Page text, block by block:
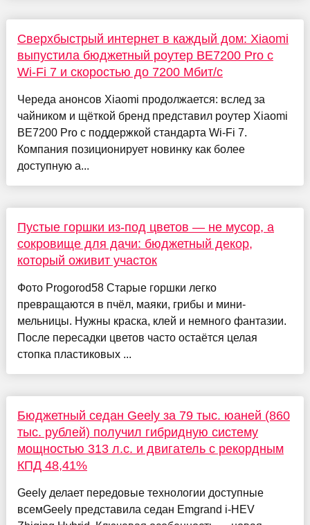
Сверхбыстрый интернет в каждый дом: Xiaomi
выпустила бюджетный роутер BE7200 Pro с
Wi-Fi 7 и скоростью до 7200 Мбит/с
Череда анонсов Xiaomi продолжается: вслед за
чайником и щёткой бренд представил роутер Xiaomi
BE7200 Pro с поддержкой стандарта Wi-Fi 7.
Компания позиционирует новинку как более
доступную а...
Пустые горшки из-под цветов — не мусор, а
сокровище для дачи: бюджетный декор,
который оживит участок
Фото Progorod58 Старые горшки легко
превращаются в пчёл, маяки, грибы и мини-
мельницы. Нужны краска, клей и немного фантазии.
После пересадки цветов часто остаётся целая
стопка пластиковых ...
Бюджетный седан Geely за 79 тыс. юаней (860
тыс. рублей) получил гибридную систему
мощностью 313 л.с. и двигатель с рекордным
КПД 48,41%
Geely делает передовые технологии доступные
всемGeely представила седан Emgrand i-HEV